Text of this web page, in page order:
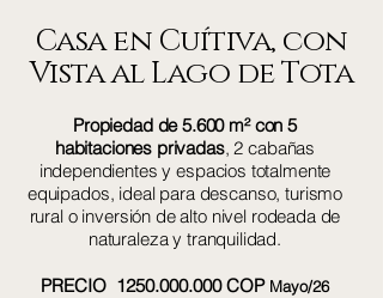
Casa en Cuítiva, con
Vista al Lago de Tota
Propiedad de 5.600 m² con 5
habitaciones privadas, 2 cabañas
independientes y espacios totalmente
equipados, ideal para descanso, turismo
rural o inversión de alto nivel rodeada de
naturaleza y tranquilidad.
PRECIO 1250.000.000COP Mayo/26